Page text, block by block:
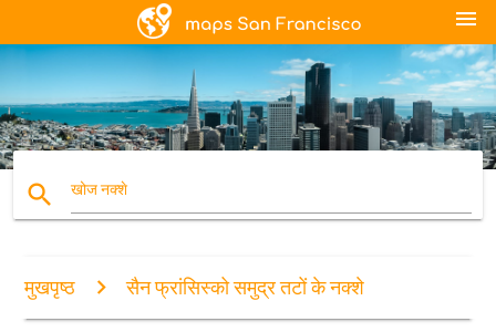
menu
search खोज नक्शे
मुखपृष्ठ सैन फ्रांसिस्को समुद्र तटों के नक्शे